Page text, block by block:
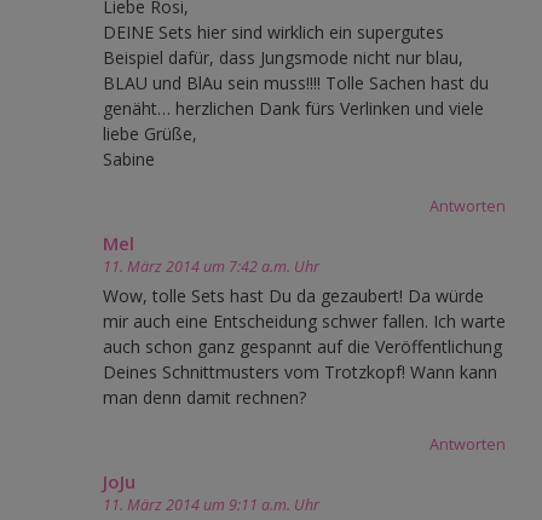
Liebe Rosi,
DEINE Sets hier sind wirklich ein supergutes
Beispiel dafür, dass Jungsmode nicht nur blau,
BLAU und BlAu sein muss!!!! Tolle Sachen hast du
genäht… herzlichen Dank fürs Verlinken und viele
liebe Grüße,
Sabine
Antworten
Mel
11. März 2014 um 7:42 a.m. Uhr
Wow, tolle Sets hast Du da gezaubert! Da würde
mir auch eine Entscheidung schwer fallen. Ich warte
auch schon ganz gespannt auf die Veröffentlichung
Deines Schnittmusters vom Trotzkopf! Wann kann
man denn damit rechnen?
Antworten
JoJu
11. März 2014 um 9:11 a.m. Uhr